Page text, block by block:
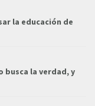
la educación de
busca la verdad, y